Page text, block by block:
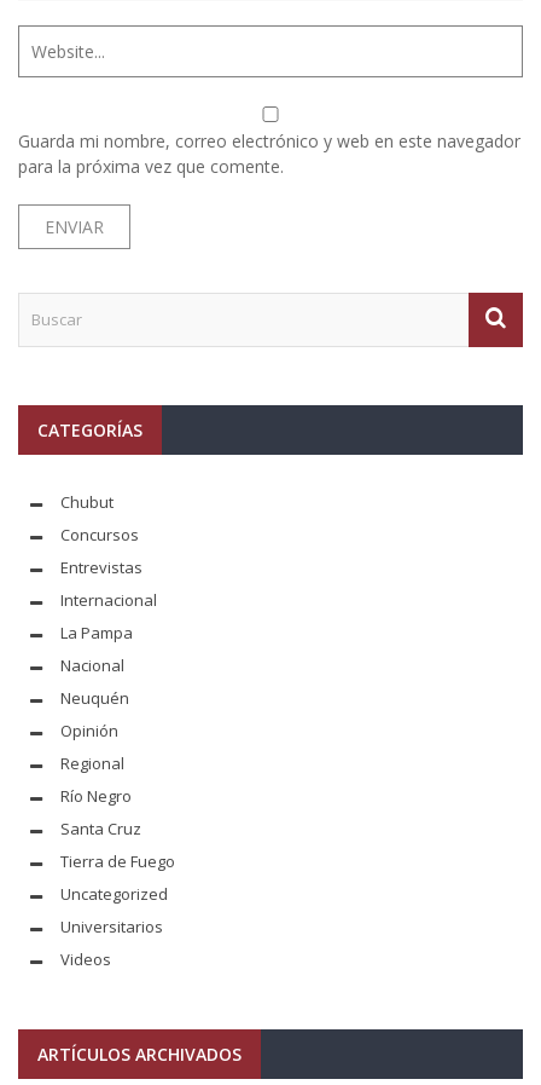
Guarda mi nombre, correo electrónico y web en este navegador
para la próxima vez que comente.
CATEGORÍAS
Chubut
Concursos
Entrevistas
Internacional
La Pampa
Nacional
Neuquén
Opinión
Regional
Río Negro
Santa Cruz
Tierra de Fuego
Uncategorized
Universitarios
Videos
ARTÍCULOS ARCHIVADOS